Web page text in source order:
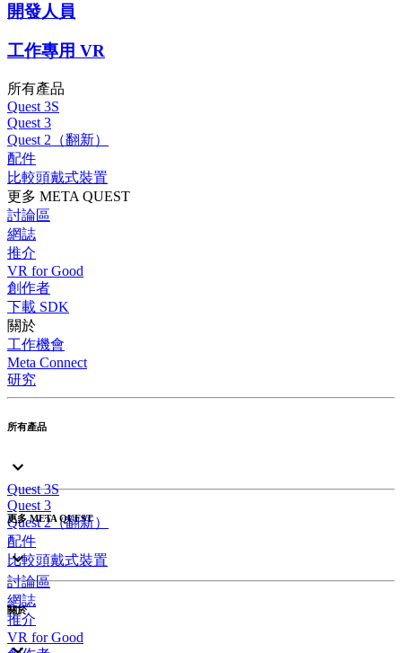
開發人員
工作專用 VR
所有產品
Quest 3S
Quest 3
Quest 2（翻新）
配件
比較頭戴式裝置
更多 META QUEST
討論區
網誌
推介
VR for Good
創作者
下載 SDK
關於
工作機會
Meta Connect
研究
所有產品
Quest 3S
Quest 3
Quest 2（翻新）
配件
比較頭戴式裝置
更多 META QUEST
討論區
網誌
推介
VR for Good
關於